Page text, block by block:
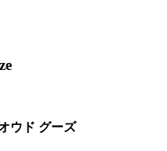
ウド グーズ